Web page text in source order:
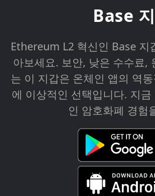
Base
Ethereum L2 혁신인 Base 지
아보세요. 보안, 낮은 수수료,
는 이 지갑은 온체인 앱의 역
에 이상적인 선택입니다. 지
인 암호화폐 경험